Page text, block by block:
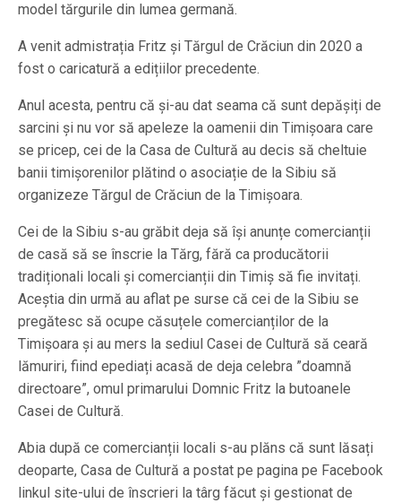
model tărgurile din lumea germană.
A venit admistrația Fritz și Tărgul de Crăciun din 2020 a
fost o caricatură a edițiilor precedente.
Anul acesta, pentru că și-au dat seama că sunt depășiți de
sarcini și nu vor să apeleze la oamenii din Timișoara care
se pricep, cei de la Casa de Cultură au decis să cheltuie
banii timișorenilor plătind o asociație de la Sibiu să
organizeze Tărgul de Crăciun de la Timișoara.
Cei de la Sibiu s-au grăbit deja să își anunțe comercianții
de casă să se înscrie la Tărg, fără ca producătorii
tradiționali locali și comercianții din Timiș să fie invitați.
Aceștia din urmă au aflat pe surse că cei de la Sibiu se
pregătesc să ocupe căsuțele comercianților de la
Timișoara și au mers la sediul Casei de Cultură să ceară
lămuriri, fiind epediați acasă de deja celebra ”doamnă
directoare”, omul primarului Domnic Fritz la butoanele
Casei de Cultură.
Abia după ce comercianții locali s-au plăns că sunt lăsați
deoparte, Casa de Cultură a postat pe pagina pe Facebook
linkul site-ului de înscrieri la târg făcut și gestionat de